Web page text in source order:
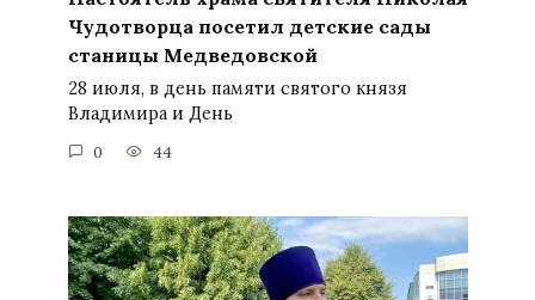
Чудотворца посетил детские сады
станицы Медведовской
28 июля, в день памяти святого князя
Владимира и День
0 44